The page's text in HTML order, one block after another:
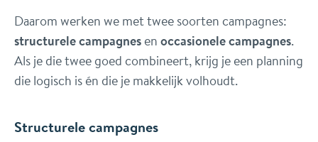
Daarom werken we met twee soorten campagnes:
structurele campagnesenoccasionele campagnes.
Als je die twee goed combineert, krijg je een planning
die logisch is én die je makkelijk volhoudt.
Structurele campagnes